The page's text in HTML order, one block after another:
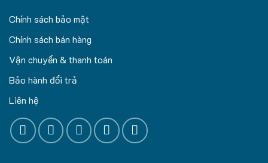
Chính sách bảo mật
Chính sách bán hàng
Vận chuyển & thanh toán
Bảo hành đổi trả
Liên hệ